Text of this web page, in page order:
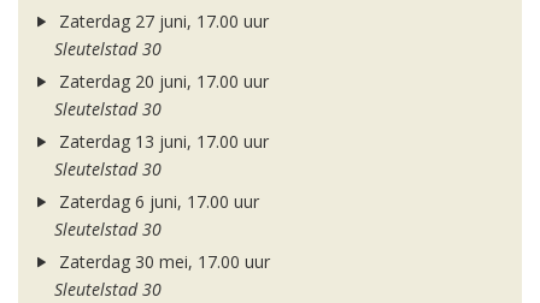
Zaterdag 27 juni, 17.00 uur
Sleutelstad 30
Zaterdag 20 juni, 17.00 uur
Sleutelstad 30
Zaterdag 13 juni, 17.00 uur
Sleutelstad 30
Zaterdag 6 juni, 17.00 uur
Sleutelstad 30
Zaterdag 30 mei, 17.00 uur
Sleutelstad 30